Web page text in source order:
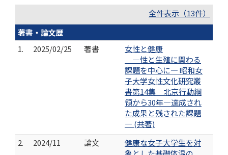
全件表示（13件）
著書・論文歴
1.
2025/02/25 著書
女性と健康
―性と生殖に関わる
課題を中心に― 昭和女
子大学女性文化研究叢
書第14集 北京行動綱
領から30年―達成され
た成果と残された課題
― (共著)
2.
2024/11 論文
健康な女子大学生を対